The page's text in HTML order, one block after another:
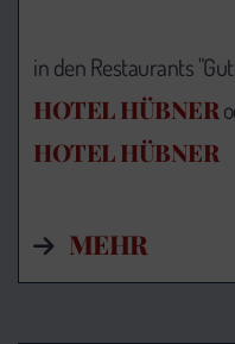
in den Restaurants
HOTEL HÜBNER
HOTEL HÜBNER
MEHR